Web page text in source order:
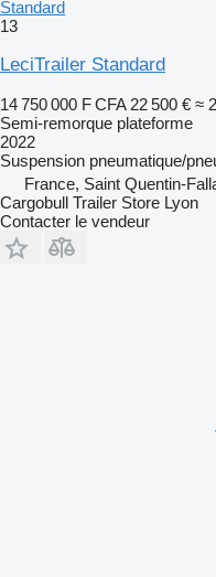
Standard
13
LeciTrailer Standard
14 750 000 F CFA 22 500 € ≈
Semi-remorque plateforme
2022
Suspension pneumatique/
France, Saint Quentin-
Cargobull Trailer Store Lyon
Contacter le vendeur